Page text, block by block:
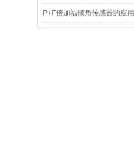
P+F倍加福倾角传感器的应用